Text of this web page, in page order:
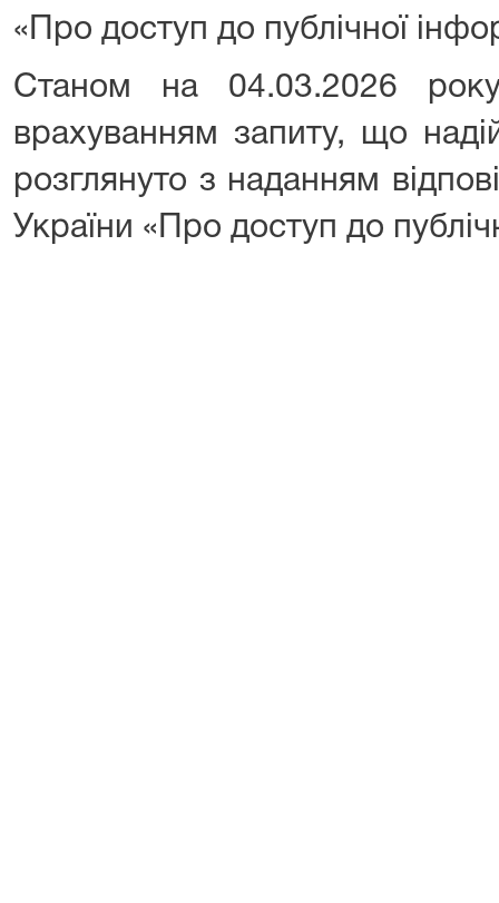
«Про доступ до публічної
Станом на 04.03.2026
врахуванням запиту, що
розглянуто з наданням
України «Про доступ до